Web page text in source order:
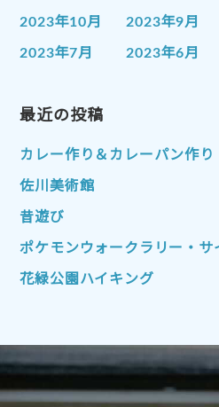
2023年10月 2023年9月
2023年7月 2023年6月
2023年1月
2022年10月 2022年9月
2022年7月
2022年4月
2022年1月 2021年12月
2021年10月 2021年9月
2021年1月 2020年12月
2020年10月 2020年9月
最近の投稿
カレー作り＆カレーパン作り
佐川美術館
昔遊び
ポケモンウォークラリー・サ
花緑公園ハイキング